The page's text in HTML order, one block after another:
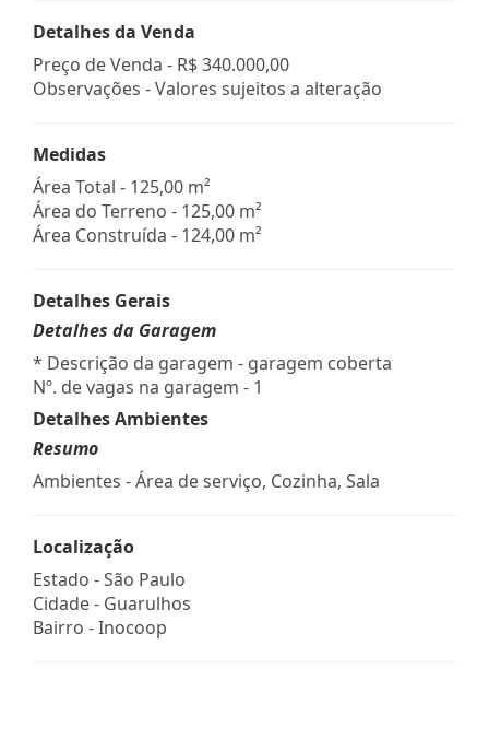
Detalhes da Venda
Preço de Venda - R$ 340.000,00
Observações - Valores sujeitos a alteração
Medidas
Área Total - 125,00 m²
Área do Terreno - 125,00 m²
Área Construída - 124,00 m²
Detalhes Gerais
Detalhes da Garagem
* Descrição da garagem - garagem coberta
Nº. de vagas na garagem - 1
Detalhes Ambientes
Resumo
Ambientes - Área de serviço, Cozinha, Sala
Localização
Estado -São Paulo
Cidade - Guarulhos
Bairro -Inocoop